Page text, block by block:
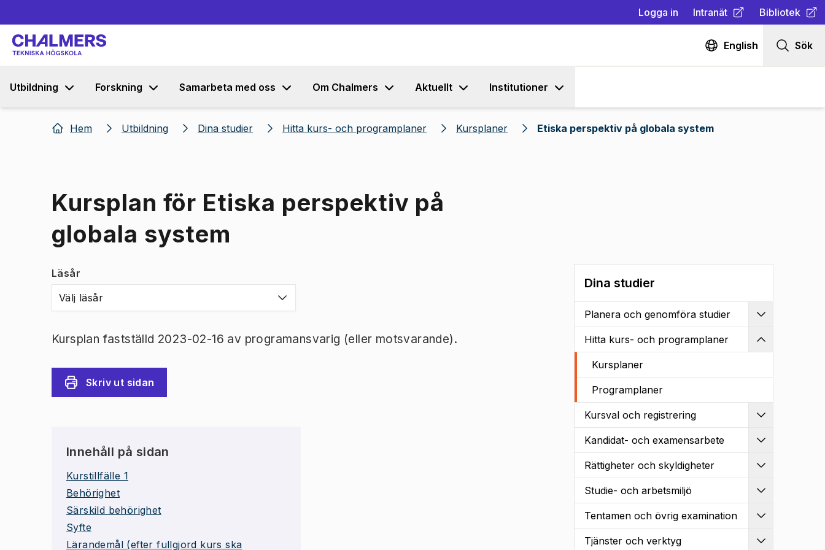
Logga in Intranät
(Öppnas i ny flik)
Bibliotek
(Öppnas i ny
English Sök
Utbildning Forskning Samarbeta med oss Om Chalmers Aktuellt Institutioner
Hem Utbildning Dina studier Hitta kurs- och programplaner Kursplaner Etiska perspektiv på globala system
Kursplan för Etiska perspektiv på
globala system
Läsår
Välj läsår
Kursplan fastställd 2023-02-16 av programansvarig (eller motsvarande).
Skriv ut sidan
Innehåll på sidan
Kurstillfälle 1
Behörighet
Särskild behörighet
Syfte
Lärandemål (efter fullgjord kurs ska
Dina studier
Planera och genomföra studier
Hitta kurs- och programplaner
Kursplaner
Programplaner
Kursval och registrering
Kandidat- och examensarbete
Rättigheter och skyldigheter
Studie- och arbetsmiljö
Tentamen och övrig examination
Tjänster och verktyg